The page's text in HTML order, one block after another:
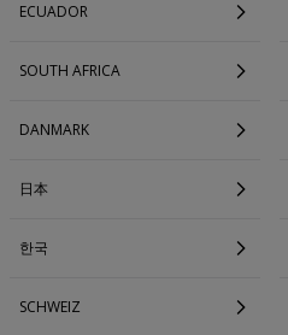
ECUADOR
SOUTH AFRICA
DANMARK
日本
한국
SCHWEIZ